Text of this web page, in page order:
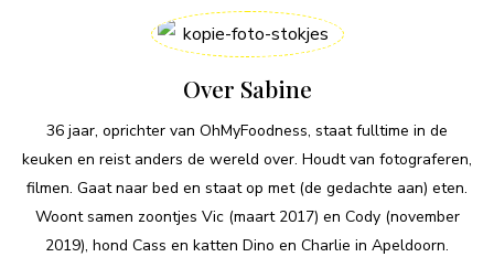
Over Sabine
36 jaar, oprichter van OhMyFoodness, staat fulltime in de
keuken en reist anders de wereld over. Houdt van fotograferen,
filmen. Gaat naar bed en staat op met (de gedachte aan) eten.
Woont samen zoontjes Vic (maart 2017) en Cody (november
2019), hond Cass en katten Dino en Charlie in Apeldoorn.